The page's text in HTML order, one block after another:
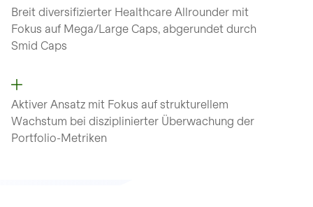
Breit diversifizierter Healthcare Allrounder mit
Fokus auf Mega/Large Caps, abgerundet durch
Smid Caps
Aktiver Ansatz mit Fokus auf strukturellem
Wachstum bei disziplinierter Überwachung der
Portfolio-Metriken